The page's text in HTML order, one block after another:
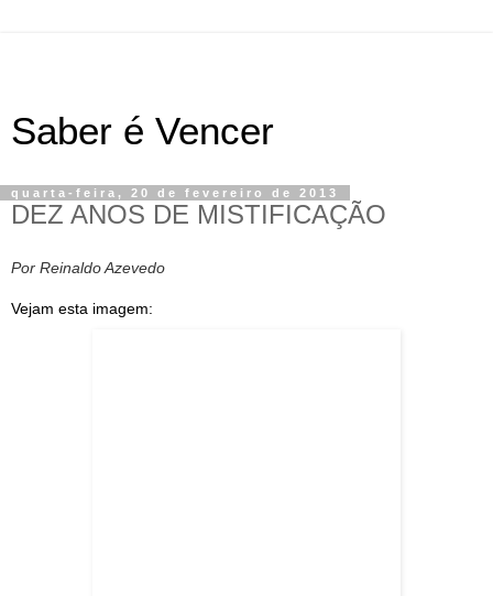
Saber é Vencer
quarta-feira, 20 de fevereiro de 2013
DEZ ANOS DE MISTIFICAÇÃO
Por Reinaldo Azevedo
Vejam esta imagem: